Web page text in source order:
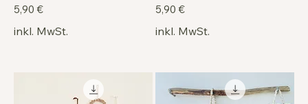
Preis
5,90 €
inkl. MwSt.
Preis
5,90 €
inkl. MwSt.